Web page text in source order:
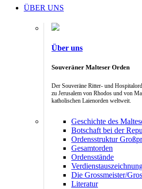
ÜBER UNS
Über uns
Souveräner Malteser Orden
Der Souveräne Ritter- und
zu Jerusalem von Rhodos und von
katholischen Laienorden weltweit.
Geschichte des
Botschaft bei der
Ordensstruktur
Gesamtorden
Ordensstände
Die Grossmeister/
Literatur